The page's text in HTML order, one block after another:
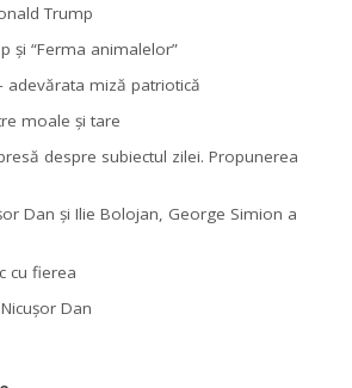
Trump
şi “Ferma animalelor”
adevărata miză patriotică
moale şi tare
despre subiectul zilei. Propunerea
Dan şi Ilie Bolojan, George Simion a
cu fierea
Dan